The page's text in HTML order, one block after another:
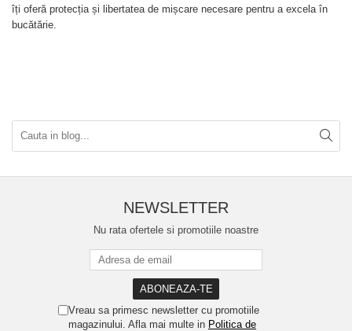
îți oferă protecția și libertatea de mișcare necesare pentru a excela în
bucătărie.
NEWSLETTER
Nu rata ofertele si promotiile noastre
Vreau sa primesc newsletter cu promotiile
magazinului. Afla mai multe in Politica de